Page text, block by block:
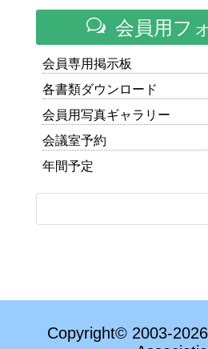
w 会員用フ
会員専用掲示板
各書類ダウンロード
会員用写真ギャラリー
会議室予約
年間予定
Copyright© 2003-